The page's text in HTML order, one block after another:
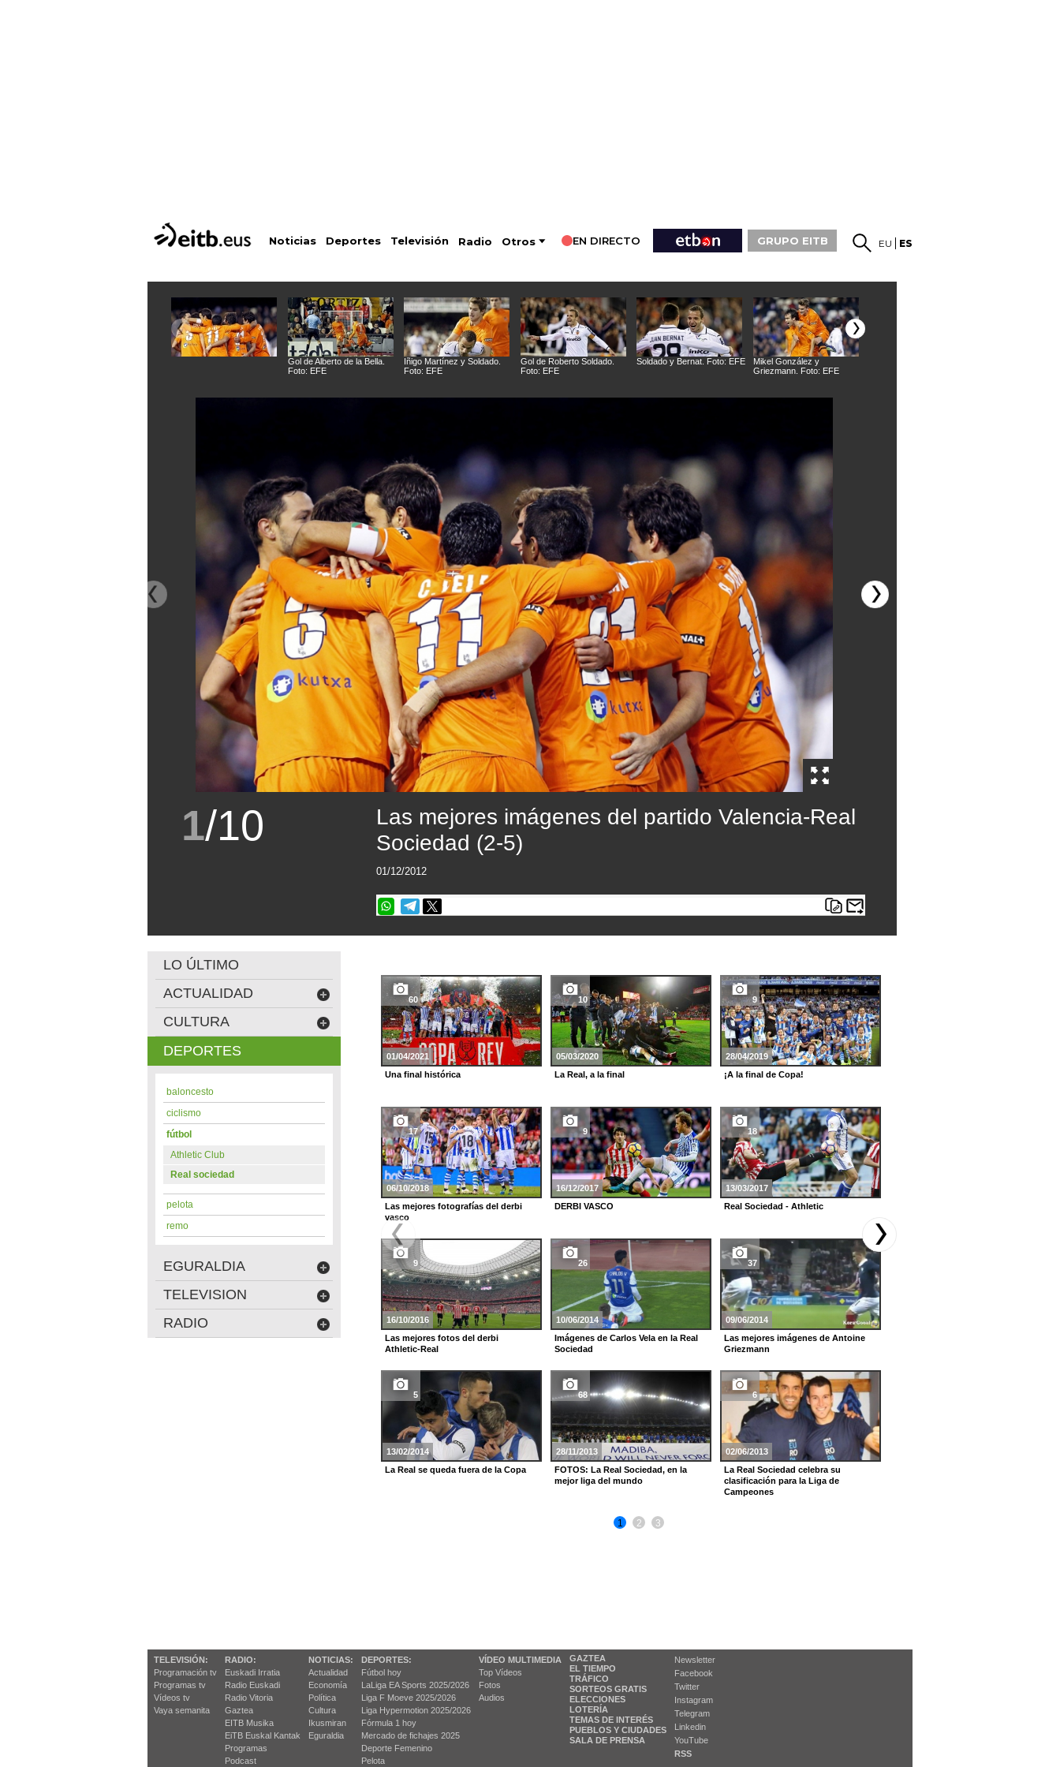
Noticias Deportes Televisión Radio Otros EN DIRECTO GRUPO EITB EU ES
Gol de Alberto de la Bella.
Foto: EFE
Iñigo Martínez y Soldado.
Foto: EFE
Gol de Roberto Soldado.
Foto: EFE
Soldado y Bernat. Foto: EFE
Mikel González y
Griezmann. Foto: EFE
1/10
Las mejores imágenes del partido Valencia-Real
Sociedad (2-5)
01/12/2012
LO ÚLTIMO
ACTUALIDAD
CULTURA
DEPORTES
baloncesto
ciclismo
fútbol
Athletic Club
Real sociedad
pelota
remo
EGURALDIA
TELEVISION
RADIO
60
01/04/2021
Una final histórica
10
05/03/2020
La Real, a la final
9
28/04/2019
¡A la final de Copa!
17
06/10/2018
Las mejores fotografías del derbi
vasco
9
16/12/2017
DERBI VASCO
18
13/03/2017
Real Sociedad - Athletic
9
16/10/2016
Las mejores fotos del derbi
Athletic-Real
26
10/06/2014
Imágenes de Carlos Vela en la Real
Sociedad
37
09/06/2014
Las mejores imágenes de Antoine
Griezmann
5
13/02/2014
La Real se queda fuera de la Copa
68
28/11/2013
FOTOS: La Real Sociedad, en la
mejor liga del mundo
6
02/06/2013
La Real Sociedad celebra su
clasificación para la Liga de
Campeones
1 2 3
TELEVISIÓN:
Programación tv
Programas tv
Vídeos tv
Vaya semanita
RADIO:
Euskadi Irratia
Radio Euskadi
Radio Vitoria
Gaztea
EITB Musika
EiTB Euskal Kantak
Programas
Podcast
NOTICIAS:
Actualidad
Economía
Política
Cultura
Ikusmiran
Eguraldia
DEPORTES:
Fútbol hoy
LaLiga EA Sports 2025/2026
Liga F Moeve 2025/2026
Liga Hypermotion 2025/2026
Fórmula 1 hoy
Mercado de fichajes 2025
Deporte Femenino
Pelota
VÍDEO MULTIMEDIA
Top Vídeos
Fotos
Audios
GAZTEA
EL TIEMPO
TRÁFICO
SORTEOS GRATIS
ELECCIONES
LOTERÍA
TEMAS DE INTERÉS
PUEBLOS Y CIUDADES
SALA DE PRENSA
Newsletter
Facebook
Twitter
Instagram
Telegram
Linkedin
YouTube
RSS